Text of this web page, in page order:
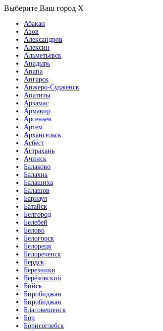
Выберите Ваш город X
Абакан
Азов
Александров
Алексин
Альметьевск
Анадырь
Анапа
Ангарск
Анжеро-Судженск
Апатиты
Арзамас
Армавир
Арсеньев
Артем
Архангельск
Асбест
Астрахань
Ачинск
Балаково
Балахна
Балашиха
Балашов
Барнаул
Батайск
Белгород
Белебей
Белово
Белогорск
Белорецк
Белореченск
Бердск
Березники
Берёзовский
Бийск
Биробиджан
Биробиджан
Благовещенск
Бор
Борисоглебск